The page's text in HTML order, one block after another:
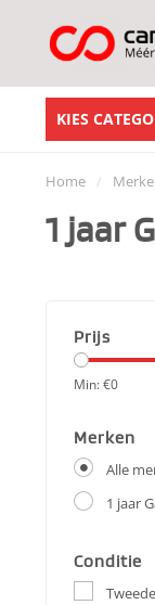
KIES
Home /
1 jaar
Prijs
Min: €0
Merken
Alle
1 jaar
Conditie